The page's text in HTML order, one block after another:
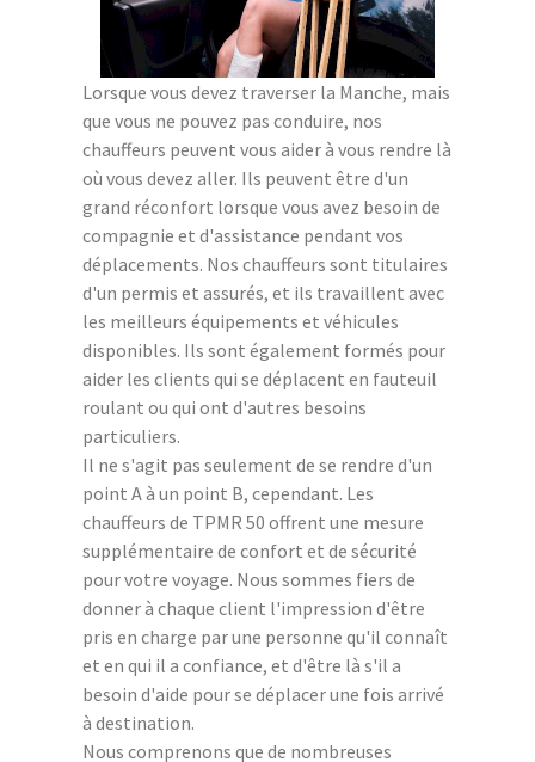
Lorsque vous devez traverser la Manche, mais
que vous ne pouvez pas conduire, nos
chauffeurs peuvent vous aider à vous rendre là
où vous devez aller. Ils peuvent être d'un
grand réconfort lorsque vous avez besoin de
compagnie et d'assistance pendant vos
déplacements. Nos chauffeurs sont titulaires
d'un permis et assurés, et ils travaillent avec
les meilleurs équipements et véhicules
disponibles. Ils sont également formés pour
aider les clients qui se déplacent en fauteuil
roulant ou qui ont d'autres besoins
particuliers.
Il ne s'agit pas seulement de se rendre d'un
point A à un point B, cependant. Les
chauffeurs de TPMR 50 offrent une mesure
supplémentaire de confort et de sécurité
pour votre voyage. Nous sommes fiers de
donner à chaque client l'impression d'être
pris en charge par une personne qu'il connaît
et en qui il a confiance, et d'être là s'il a
besoin d'aide pour se déplacer une fois arrivé
à destination.
Nous comprenons que de nombreuses